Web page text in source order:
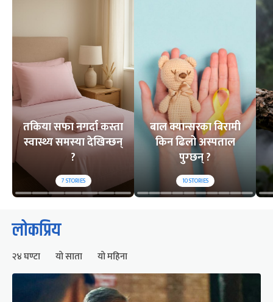
तकिया सफा नगर्दा कस्ता
स्वास्थ्य समस्या देखिन्छन्
?
7STORIES
बाल क्यान्सरका बिरामी
किन ढिलो अस्पताल
पुग्छन् ?
10STORIES
लोकप्रिय
२४ घण्टा यो साता यो महिना